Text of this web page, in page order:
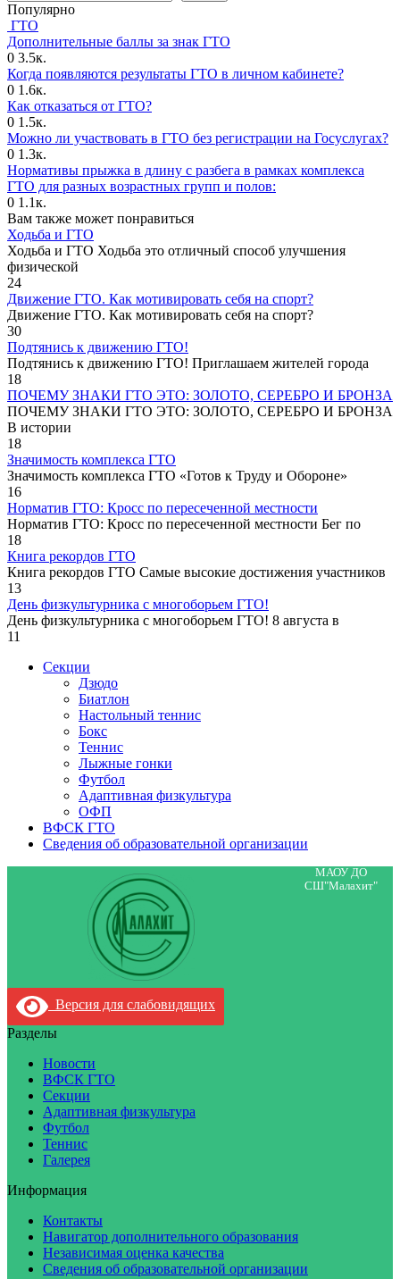
Популярно
ГТО
Дополнительные баллы за знак ГТО
0 3.5к.
Когда появляются результаты ГТО в личном кабинете?
0 1.6к.
Как отказаться от ГТО?
0 1.5к.
Можно ли участвовать в ГТО без регистрации на Госуслугах?
0 1.3к.
Нормативы прыжка в длину с разбега в рамках комплекса
ГТО для разных возрастных групп и полов:
0 1.1к.
Вам также может понравиться
Ходьба и ГТО
Ходьба и ГТО Ходьба это отличный способ улучшения
физической
24
Движение ГТО. Как мотивировать себя на спорт?️
Движение ГТО. Как мотивировать себя на спорт?
30
Подтянись к движению ГТО!
Подтянись к движению ГТО! Приглашаем жителей города
18
ПОЧЕМУ ЗНАКИ ГТО ЭТО: ЗОЛОТО, СЕРЕБРО И БРОНЗА
ПОЧЕМУ ЗНАКИ ГТО ЭТО: ЗОЛОТО, СЕРЕБРО И БРОНЗА
В истории
18
Значимость комплекса ГТО
Значимость комплекса ГТО «Готов к Труду и Обороне»
16
Норматив ГТО: Кросс по пересеченной местности
Норматив ГТО: Кросс по пересеченной местности Бег по
18
Книга рекордов ГТО
Книга рекордов ГТО Самые высокие достижения участников
13
День физкультурника с многоборьем ГТО!
День физкультурника с многоборьем ГТО! 8 августа в
11
Секции
Дзюдо
Биатлон
Настольный теннис
Бокс
Теннис
Лыжные гонки
Футбол
Адаптивная физкультура
ОФП
ВФСК ГТО
Сведения об образовательной организации
МАОУ ДО
СШ"Малахит"
Версия для слабовидящих
Разделы
Новости
ВФСК ГТО
Секции
Адаптивная физкультура
Футбол
Теннис
Галерея
Информация
Контакты
Навигатор дополнительного образования
Независимая оценка качества
Сведения об образовательной организации